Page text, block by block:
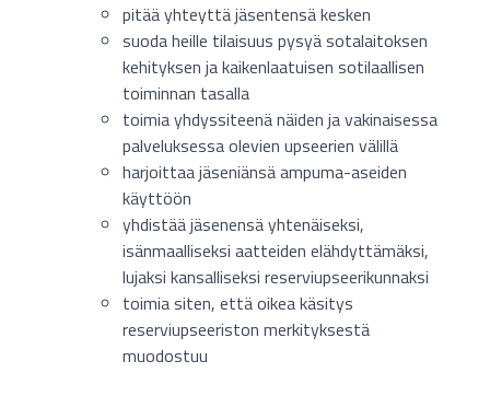
pitää yhteyttä jäsentensä kesken
suoda heille tilaisuus pysyä sotalaitoksen
kehityksen ja kaikenlaatuisen sotilaallisen
toiminnan tasalla
toimia yhdyssiteenä näiden ja vakinaisessa
palveluksessa olevien upseerien välillä
harjoittaa jäseniänsä ampuma-aseiden
käyttöön
yhdistää jäsenensä yhtenäiseksi,
isänmaalliseksi aatteiden elähdyttämäksi,
lujaksi kansalliseksi reserviupseerikunnaksi
toimia siten, että oikea käsitys
reserviupseeriston merkityksestä
muodostuu